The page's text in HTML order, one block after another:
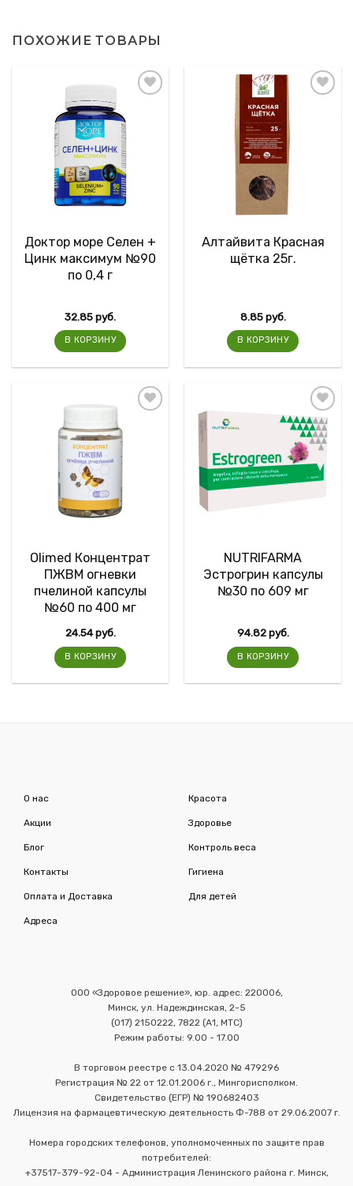
ПОХОЖИЕ ТОВАРЫ
Доктор море Селен +
Цинк максимум №90
по 0,4 г
32.85руб.
В КОРЗИНУ
Алтайвита Красная
щётка 25г.
8.85руб.
В КОРЗИНУ
Olimed Концентрат
ПЖВМ огневки
пчелиной капсулы
№60 по 400 мг
24.54руб.
В КОРЗИНУ
NUTRIFARMA
Эстрогрин капсулы
№30 по 609 мг
94.82руб.
В КОРЗИНУ
О нас
Акции
Блог
Контакты
Оплата и Доставка
Адреса
Красота
Здоровье
Контроль веса
Гигиена
Для детей
ООО «Здоровое решение», юр. адрес: 220006,
Минск, ул. Надеждинская, 2-5
(017) 2150222, 7822 (А1, МТС)
Режим работы: 9.00 - 17.00
В торговом реестре с 13.04.2020 № 479296
Регистрация № 22 от 12.01.2006 г., Мингорисполком.
Свидетельство (ЕГР) № 190682403
Лицензия на фармацевтическую деятельность Ф-788 от 29.06.2007 г.
Номера городских телефонов, уполномоченных по защите прав
потребителей:
+37517-379-92-04 - Администрация Ленинского района г. Минск,